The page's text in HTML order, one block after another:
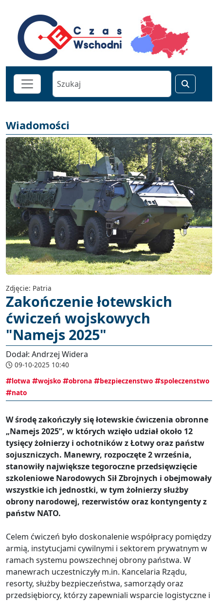
Wiadomości
Zdjęcie: Patria
Zakończenie łotewskich
ćwiczeń wojskowych
"Namejs 2025"
Dodał: Andrzej Widera
09-10-2025 10:40
lotwa
wojsko obrona bezpieczenstwo
spoleczenstwo
nato
W środę zakończyły się łotewskie ćwiczenia obronne
„Namejs 2025”, w których wzięło udział około 12
tysięcy żołnierzy i ochotników z Łotwy oraz państw
sojuszniczych. Manewry, rozpoczęte 2 września,
stanowiły największe tegoroczne przedsięwzięcie
szkoleniowe Narodowych Sił Zbrojnych i obejmowały
wszystkie ich jednostki, w tym żołnierzy służby
obrony narodowej, rezerwistów oraz kontyngenty z
państw NATO.
Celem ćwiczeń było doskonalenie współpracy pomiędzy
armią, instytucjami cywilnymi i sektorem prywatnym w
ramach systemu powszechnej obrony państwa. W
manewrach uczestniczyły m.in. Kancelaria Rządu,
resorty, służby bezpieczeństwa, samorządy oraz
przedsiębiorcy, którzy zapewniali wsparcie logistyczne i